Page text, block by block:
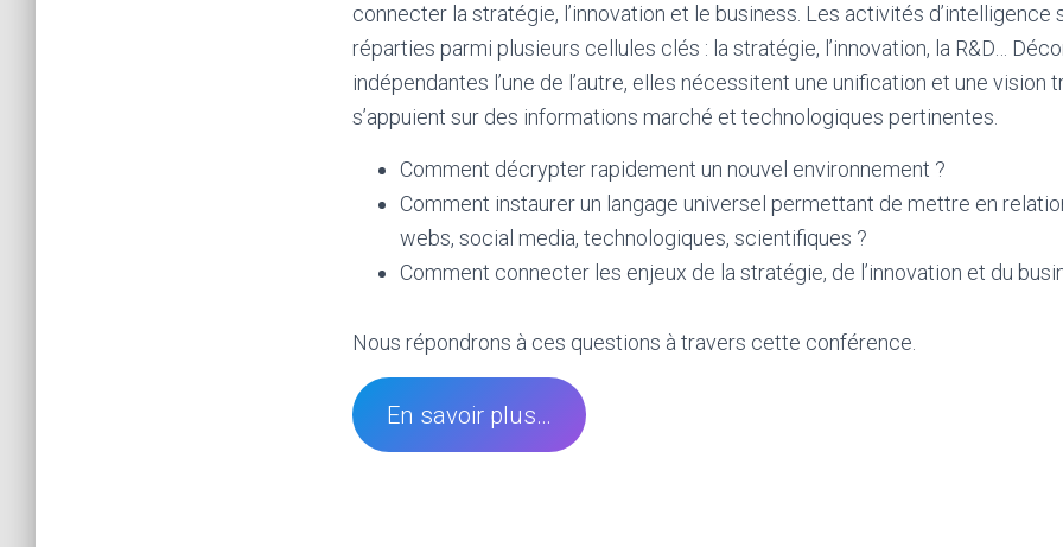
connecter la stratégie, l’innovation et le business. Les activités d’intelligence
réparties parmi plusieurs cellules clés : la stratégie, l’innovation, la R&D…
indépendantes l’une de l’autre, elles nécessitent une unification et une vision
s’appuient sur des informations marché et technologiques pertinentes.
Comment décrypter rapidement un nouvel environnement ?
Comment instaurer un langage universel permettant de mettre en
webs, social media, technologiques, scientifiques ?
Comment connecter les enjeux de la stratégie, de l’innovation et du
Nous répondrons à ces questions à travers cette conférence.
En savoir plus…